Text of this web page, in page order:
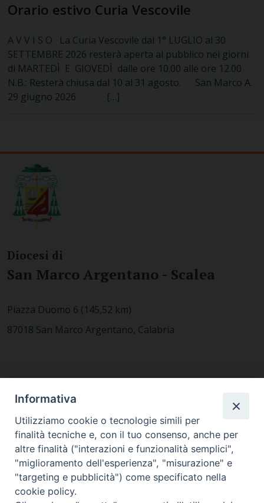
Orario estivo Curia Vescovile
A V V I S O La Curia Vescovile dal 1° LUGLIO al 30
SETTEMBRE 2026 resterà aperta al pubblico nei giorni
di MARTEDÌ E GIOVEDÌ dalle ore 10.00 alle ore 12.00
N.B.: Resterà chiusa dal 10 al 31 agosto. San Marco A.
29 giugno 2026 […]
Diocesi di
San Marco Argentano - Scalea
Piazza Duomo 6 (145,52 km)
87018 San Marco Argentano, Calabria
MODULISTICA
WEBMAIL
Informativa
Utilizziamo cookie o tecnologie simili per
finalità tecniche e, con il tuo consenso, anche per
altre finalità ("interazioni e funzionalità semplici",
"miglioramento dell'esperienza", "misurazione" e
"targeting e pubblicità") come specificato nella
cookie policy.